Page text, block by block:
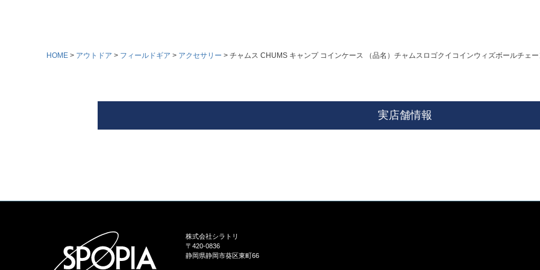
HOME アウトドア フィールドギア アクセサリー チャムス CHUMS キャンプ コインケース （品名）チャムスロゴクイコインウィズボールチェ
実店舗情報
株式会社シラトリ
〒420-0836
静岡県静岡市葵区東町66